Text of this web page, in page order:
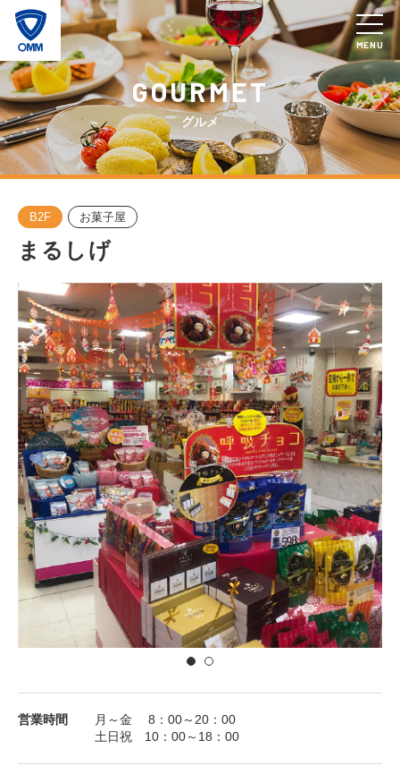
MENU
GOURMET
グルメ
B2F お菓子屋
まるしげ
営業時間
月～金 8：00～20：00
土日祝 10：00～18：00